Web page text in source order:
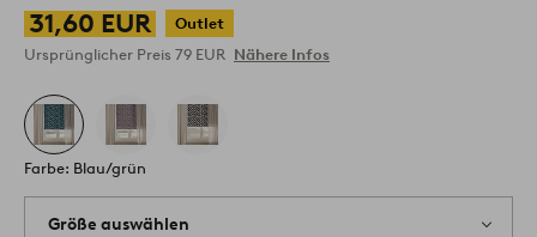
31,60 EUR
Outlet
Ursprünglicher Preis 79 EUR Nähere Infos
Farbe: Blau/grün
Größe auswählen